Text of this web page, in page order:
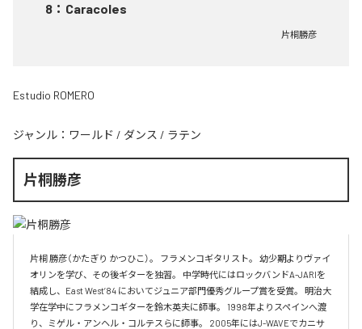
8 ： Caracoles
片桐勝彦
Estudio ROMERO
ジャンル： ワールド / ダンス / ラテン
片桐勝彦
片桐 勝彦（かたぎり かつひこ）。 フラメンコギタリスト。 幼少期よりヴァイ
オリンを学び、その後ギターを独習。 中学時代にはロックバンドA-JARIを
結成し、East West’84 においてジュニア部門優秀グループ賞を受賞。 明治大
学在学中にフラメンコギターを鈴木英夫に師事。 1998年よりスペインへ渡
り、ミゲル・アンヘル・コルテスらに師事。 2005年にはJ-WAVEでカニサ